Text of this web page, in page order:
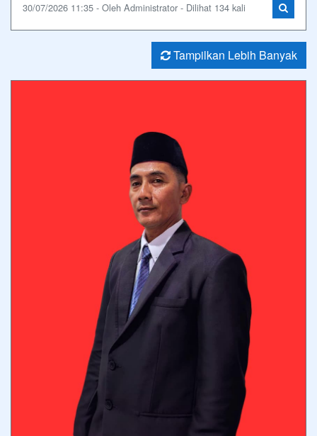
30/07/2026 11:35 - Oleh Administrator - Dilihat 134 kali
Tampilkan Lebih Banyak